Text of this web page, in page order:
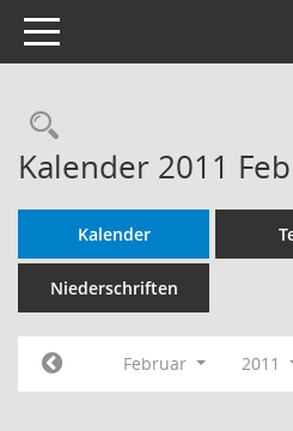
Toggle navigation
Rechercheauswahl
Kalender 2011
Kalender
Niederschriften
Februar 2011